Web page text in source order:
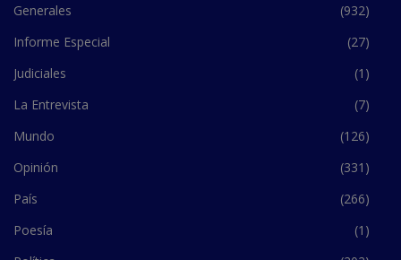
Generales
(932)
Informe Especial
(27)
Judiciales
(1)
La Entrevista
(7)
Mundo
(126)
Opinión
(331)
País
(266)
Poesía
(1)